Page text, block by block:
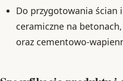
Do przygotowania ścian
ceramiczne na
oraz cementowo-